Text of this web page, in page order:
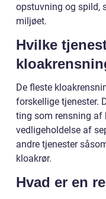
opstuvning og spild,
miljøet.
Hvilke
De fleste
forskellige tjenester.
ting som rensning af
vedligeholdelse af
andre tjenester
kloakrør.
Hvad er en